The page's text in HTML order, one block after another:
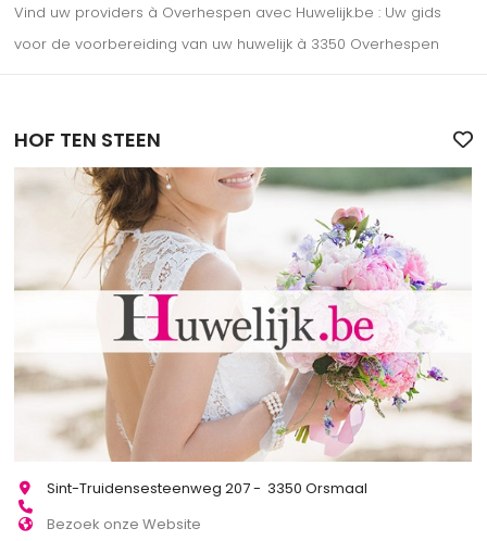
Vind uw providers à Overhespen avec Huwelijk.be : Uw gids
voor de voorbereiding van uw huwelijk à 3350 Overhespen
HOF TEN STEEN
Sint-Truidensesteenweg 207 - 3350 Orsmaal
Bezoek onze Website